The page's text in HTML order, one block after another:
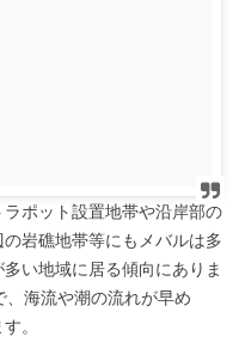
ポット設置地帯や沿岸部の
岩礁地帯等にもメバルは多
い地域に居る傾向にありま
海流や潮の流れが早め
。